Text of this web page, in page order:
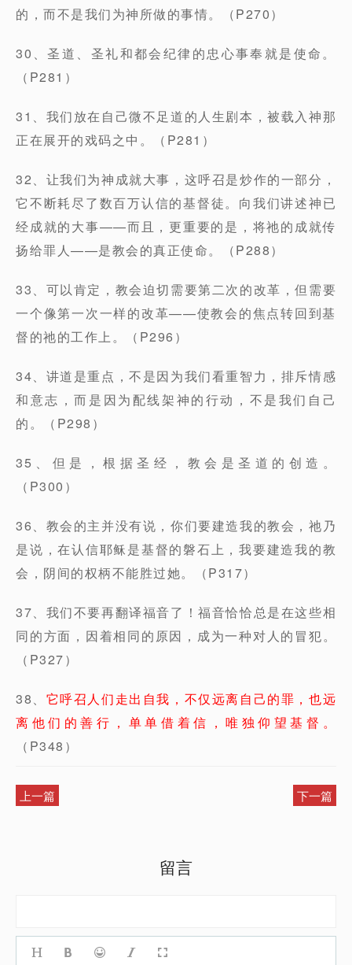
的，而不是我们为神所做的事情。（P270）
30、圣道、圣礼和都会纪律的忠心事奉就是使命。
（P281）
31、我们放在自己微不足道的人生剧本，被载入神那
正在展开的戏码之中。（P281）
32、让我们为神成就大事，这呼召是炒作的一部分，
它不断耗尽了数百万认信的基督徒。向我们讲述神已
经成就的大事——而且，更重要的是，将祂的成就传
扬给罪人——是教会的真正使命。（P288）
33、可以肯定，教会迫切需要第二次的改革，但需要
一个像第一次一样的改革——使教会的焦点转回到基
督的祂的工作上。（P296）
34、讲道是重点，不是因为我们看重智力，排斥情感
和意志，而是因为配线架神的行动，不是我们自己
的。（P298）
35、但是，根据圣经，教会是圣道的创造。
（P300）
36、教会的主并没有说，你们要建造我的教会，祂乃
是说，在认信耶稣是基督的磐石上，我要建造我的教
会，阴间的权柄不能胜过她。（P317）
37、我们不要再翻译福音了！福音恰恰总是在这些相
同的方面，因着相同的原因，成为一种对人的冒犯。
（P327）
38、 它呼召人们走出自我，不仅远离自己的罪，也远
离他们的善行，单单借着信，唯独仰望基督。
（P348）
上一篇 下一篇
留言